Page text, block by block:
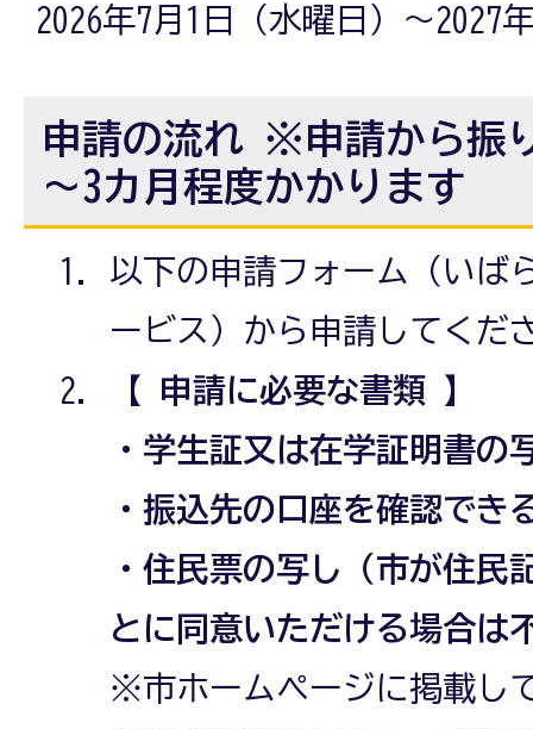
2026年7月1日（水曜日）～2027
申請の流れ ※申請から振
～3カ月程度かかります
以下の申請フォーム（いば
ービス）から申請してくだ
【 申請に必要な書類 】
・学生証又は在学証明書の
・振込先の口座を確認でき
・住民票の写し（市が住民
とに同意いただける場合は
※市ホームページに掲載し